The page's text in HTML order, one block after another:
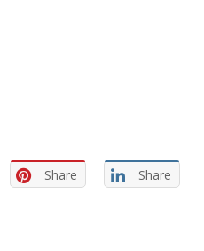
Share Share